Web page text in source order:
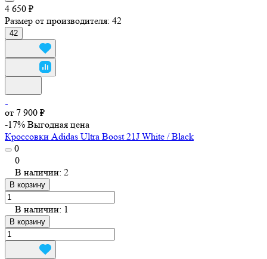
4 650 ₽
Размер от производителя: 42
42
от 7 900 ₽
-17% Выгодная цена
Кроссовки Adidas Ultra Boost 21J White / Black
0
0
В наличии: 2
В корзину
В наличии: 1
В корзину